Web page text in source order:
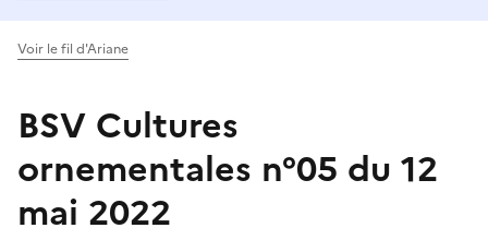
Voir le fil d'Ariane
BSV Cultures
ornementales n°05 du 12
mai 2022